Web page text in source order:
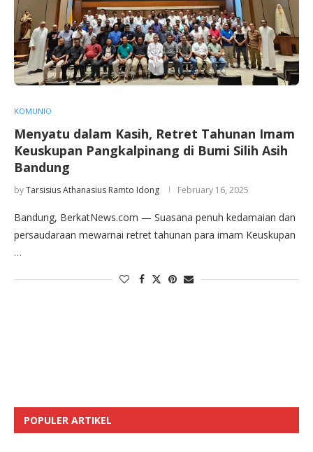
KOMUNIO
Menyatu dalam Kasih, Retret Tahunan Imam
Keuskupan Pangkalpinang di Bumi Silih Asih
Bandung
byTarsisius Athanasius Ramto Idong February 16, 2025
Bandung, BerkatNews.com — Suasana penuh kedamaian dan
persaudaraan mewarnai retret tahunan para imam Keuskupan
…
POPULER ARTIKEL